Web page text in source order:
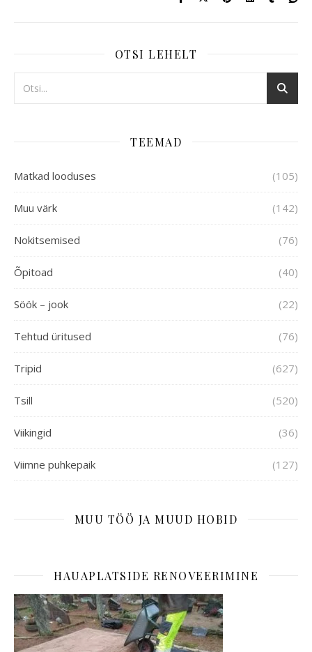
OTSI LEHELT
TEEMAD
Matkad looduses (105)
Muu värk (142)
Nokitsemised (76)
Õpitoad (40)
Söök – jook (22)
Tehtud üritused (76)
Tripid (627)
Tsill (520)
Viikingid (36)
Viimne puhkepaik (127)
MUU TÖÖ JA MUUD HOBID
HAUAPLATSIDE RENOVEERIMINE